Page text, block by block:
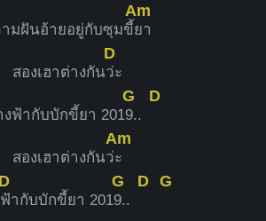
มฝันอ้ายอยู่กับซุมขี้
Am
ยา
สองเฮาต่างกัน
D
ว่ะ
งฟ้ากับบักขี้ยา 201
G
9..
D
สองเฮาต่างกันว่
Am
ะ
D
ฟ้ากับบักขี้ยา 201
G
9..
D G